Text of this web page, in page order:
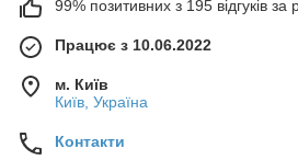
99% позитивних з 195 відгуків за
Працює з 10.06.2022
м. Київ
Київ, Україна
Контакти